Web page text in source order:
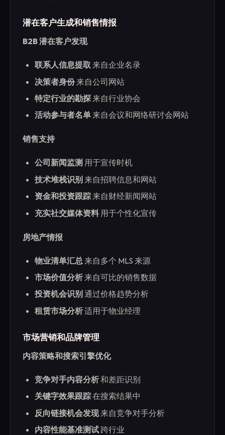
潜在客户生成和销售情报
B2B 潜在客户发现
联系人信息提取 来自企业名录
决策者身份来自公司网站
特定行业的勘探来自行业协会
活动参与者名单来自会议和网络研讨会网站
销售支持
公司新闻监测 用于宣传时机
技术堆栈识别来自招聘信息和网站
资金和投资跟踪来自财经新闻网站
充实社交媒体资料用于个性化宣传
房地产情报
物业清单汇总 来自多个 MLS 来源
市场价值分析来自可比的销售数据
投资机会识别 通过价格趋势分析
租赁市场分析适用于物业经理
市场营销和品牌管理
内容策略和搜索引擎优化
竞争对手内容分析和差距识别
关键字效果跟踪在搜索结果中
反向链接机会发现来自竞争对手分析
内容性能基准测试 跨行业